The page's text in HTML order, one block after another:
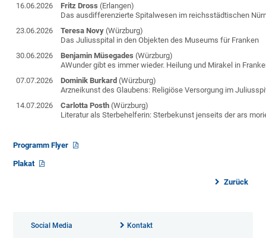
16.06.2026
Fritz Dross (Erlangen)
Das ausdifferenzierte Spitalwesen im reichsstädtischen
23.06.2026
Teresa Novy (Würzburg)
Das Juliusspital in den Objekten des Museums für Franken
30.06.2026
Benjamin Müsegades (Würzburg)
AWunder gibt es immer wieder. Heilung und Mirakel in
07.07.2026
Dominik Burkard (Würzburg)
Arzneikunst des Glaubens: Religiöse Versorgung im
14.07.2026
Carlotta Posth (Würzburg)
Literatur als Sterbehelferin: Sterbekunst jenseits der ars
Programm Flyer
Plakat
Zurück
Social Media Kontakt